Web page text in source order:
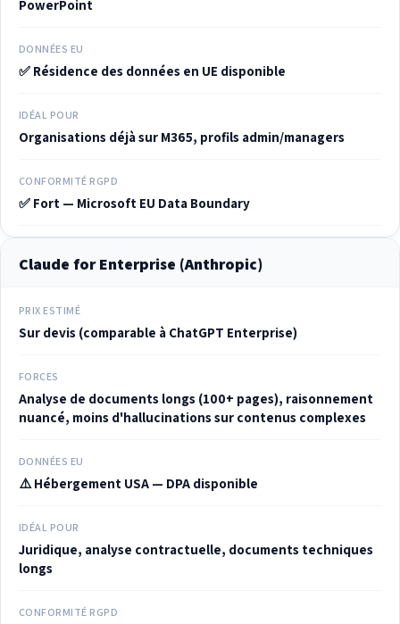
PowerPoint
DONNÉES EU
✅ Résidence des données en UE disponible
IDÉAL POUR
Organisations déjà sur M365, profils admin/managers
CONFORMITÉ RGPD
✅ Fort — Microsoft EU Data Boundary
Claude for Enterprise (Anthropic)
PRIX ESTIMÉ
Sur devis (comparable à ChatGPT Enterprise)
FORCES
Analyse de documents longs (100+ pages), raisonnement
nuancé, moins d'hallucinations sur contenus complexes
DONNÉES EU
⚠️ Hébergement USA — DPA disponible
IDÉAL POUR
Juridique, analyse contractuelle, documents techniques
longs
CONFORMITÉ RGPD